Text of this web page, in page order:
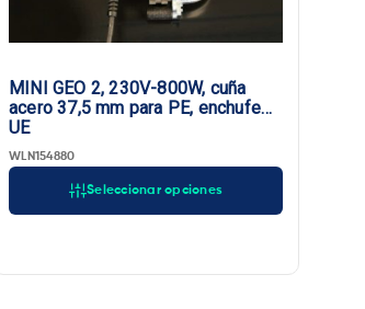
Seleccionar opciones
MINI GEO 2, 230V-800W, cuña
acero 37,5 mm para PE, enchufe
UE
WLN154880